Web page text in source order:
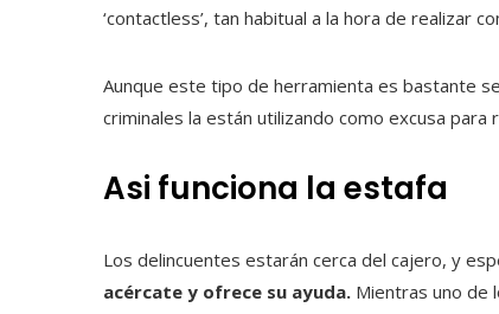
‘contactless’, tan habitual a la hora de
Aunque este tipo de herramienta es bastante
criminales la están utilizando como excusa
Asi funciona la estafa
Los delincuentes estarán cerca del cajero, y
acércate y ofrece su ayuda. Mientras uno de